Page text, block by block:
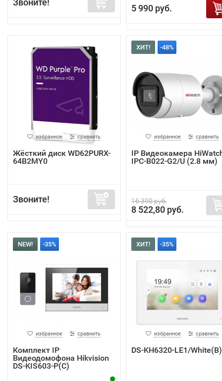
Звоните!
5 990 руб.
избранное сравнить
Жёсткий диск WD62PURX-
64B2MY0
Звоните!
ХИТ! -48%
избранное сравнить
IP Видеокамера
IPC-B022-G2/U (2.8 мм)
16 390 руб.
8 522,80 руб.
NEW! -35%
избранное сравнить
Комплект IP
Видеодомофона Hikvision
DS-KIS603-P(C)
ХИТ! -35%
избранное сравнить
DS-KH6320-LE1/White(B)